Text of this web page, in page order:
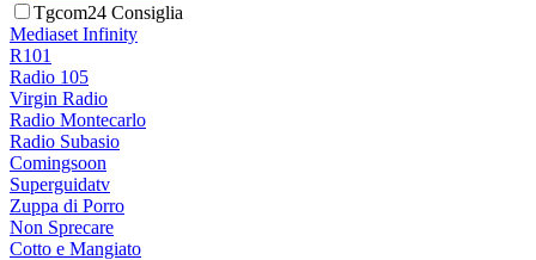
Tgcom24 Consiglia
Mediaset Infinity
R101
Radio 105
Virgin Radio
Radio Montecarlo
Radio Subasio
Comingsoon
Superguidatv
Zuppa di Porro
Non Sprecare
Cotto e Mangiato